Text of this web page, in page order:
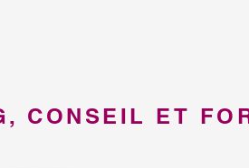
CONSEIL ET